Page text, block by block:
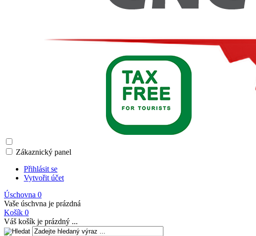
Zákaznický panel
Přihlásit se
Vytvořit účet
Úschovna 0
Vaše úschvna je prázdná
Košík 0
Váš košík je prázdný ...